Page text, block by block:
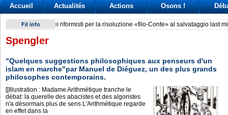
Accueil Actualités Actions Osons !
Fil info Brazil’s Lula battles Trump and Milei over perceived
Spengler
"Quelques suggestions philosophiques aux penseurs d'un
islam en marche"par Manuel de Diéguez, un des plus grands
philosophes contemporains.
[[Illustration : Madame Arithmétique tranche le
débat: la querelle des abacistes et des algoristes
n'a désormais plus de sens L'Arithmétique regarde
en effet dans la